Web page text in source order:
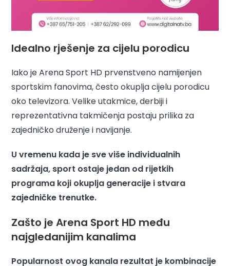
Idealno rješenje za cijelu porodicu
Iako je Arena Sport HD prvenstveno namijenjen
sportskim fanovima, često okuplja cijelu porodicu
oko televizora. Velike utakmice, derbiji i
reprezentativna takmičenja postaju prilika za
zajedničko druženje i navijanje.
U vremenu kada je sve više individualnih
sadržaja, sport ostaje jedan od rijetkih
programa koji okuplja generacije i stvara
zajedničke trenutke.
Zašto je Arena Sport HD među
najgledanijim kanalima
Popularnost ovog kanala rezultat je kombinacije